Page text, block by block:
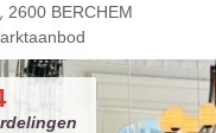
2600 BERCHEM